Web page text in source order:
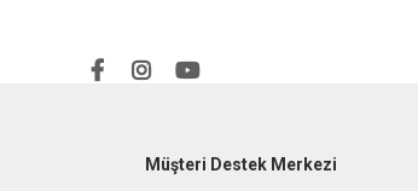
Müşteri Destek Merkezi